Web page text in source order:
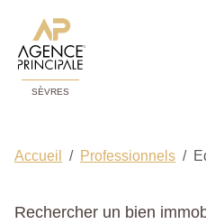
SÈVRES
Accueil Professionnels
Rechercher un bien